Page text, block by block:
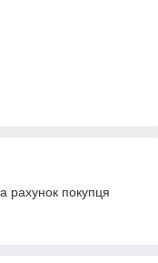
рахунок покупця